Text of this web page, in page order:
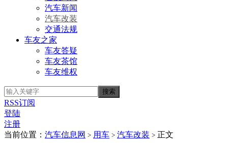
汽车新闻
汽车改装
交通法规
车友之家
车友答疑
车友茶馆
车友维权
RSS订阅
登陆
注册
当前位置： 汽车信息网 > 用车 > 汽车改装 > 正文